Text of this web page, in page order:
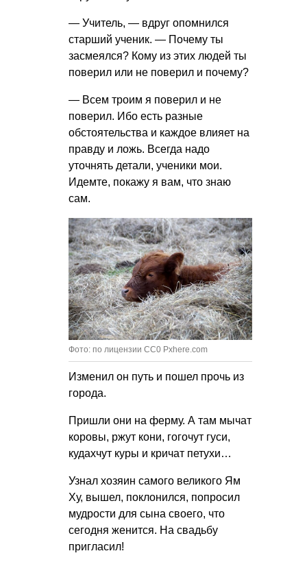
— Учитель, — вдруг опомнился
старший ученик. — Почему ты
засмеялся? Кому из этих людей ты
поверил или не поверил и почему?
— Всем троим я поверил и не
поверил. Ибо есть разные
обстоятельства и каждое влияет на
правду и ложь. Всегда надо
уточнять детали, ученики мои.
Идемте, покажу я вам, что знаю
сам.
Фото: по лицензии CC0 Pxhere.com
Изменил он путь и пошел прочь из
города.
Пришли они на ферму. А там мычат
коровы, ржут кони, гогочут гуси,
кудахчут куры и кричат петухи…
Узнал хозяин самого великого Ям
Ху, вышел, поклонился, попросил
мудрости для сына своего, что
сегодня женится. На свадьбу
пригласил!